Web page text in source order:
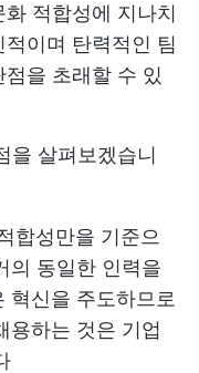
적합성에 지나치
이며 탄력적인 팀
을 초래할 수 있
을 살펴보겠습니
합성만을 기준으
의 동일한 인력을
혁신을 주도하므로
용하는 것은 기업